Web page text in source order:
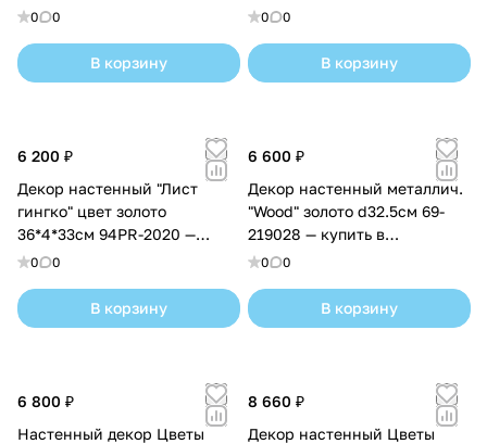
Ставрополе с доставкой
0 0
В корзину
доставкой
0 0
В корзину
6 200 ₽
Декор настенный "Лист
гингко" цвет золото
36*4*33см 94PR-2020 —
купить в Ставрополе с
0 0
В корзину
6 600 ₽
Декор настенный металлич.
"Wood" золото d32.5см 69-
219028 — купить в
Ставрополе с доставкой
0 0
В корзину
6 800 ₽
Настенный декор Цветы
8 660 ₽
Декор настенный Цветы